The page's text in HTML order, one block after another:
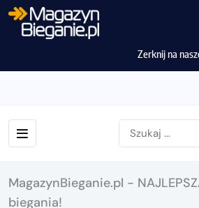
Zerknij na
MagazynBieganie.pl -
biegania!